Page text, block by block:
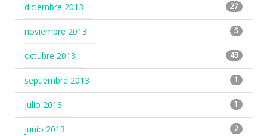
diciembre 2013 27
noviembre 2013 5
octubre 2013 43
septiembre 2013 1
julio 2013 1
junio 2013 2